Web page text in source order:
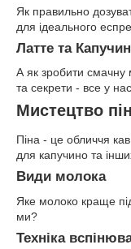
Як правильно
для ідеального
Латте та
А як зробити смачну
та секрети - все у
Мистецтво
Піна - це обличчя
для капучино та
Види молока
Яке молоко краще
ми?
Техніка